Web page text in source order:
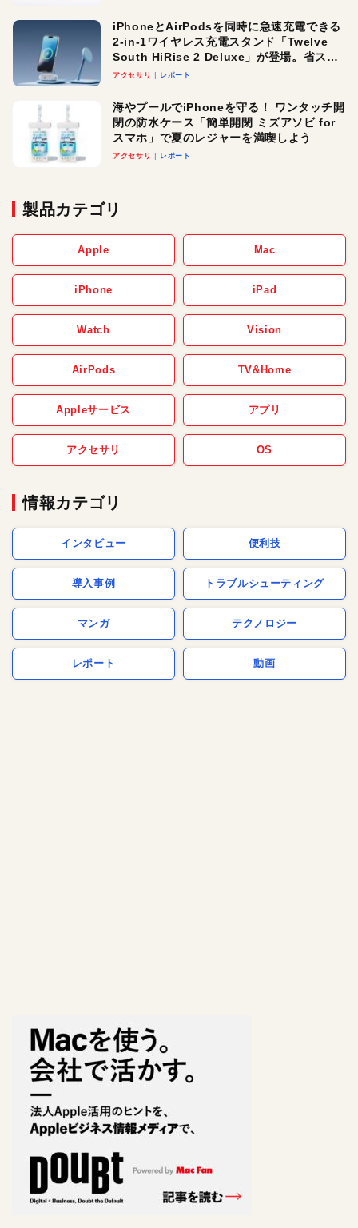
iPhoneとAirPodsを同時に急速充電できる
2-in-1ワイヤレス充電スタンド「Twelve
South HiRise 2 Deluxe」が登場。省スペ
ースでおしゃれに充電したい人にオスス
アクセサリ レポート
海やプールでiPhoneを守る！ ワンタッチ開
閉の防水ケース「簡単開閉 ミズアソビ for
スマホ」で夏のレジャーを満喫しよう
アクセサリ レポート
製品カテゴリ
Apple Mac
iPhone iPad
Watch Vision
AirPods TV&Home
Appleサービス アプリ
アクセサリ OS
情報カテゴリ
インタビュー 便利技
導入事例 トラブルシューティング
マンガ テクノロジー
レポート 動画